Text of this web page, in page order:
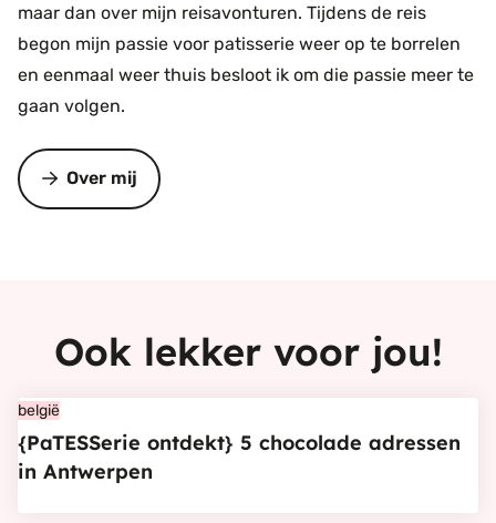
maar dan over mijn reisavonturen. Tijdens de reis
begon mijn passie voor patisserie weer op te borrelen
en eenmaal weer thuis besloot ik om die passie meer te
gaan volgen.
Over mij
Ook lekker voor jou!
Bekijk
{PaTESSerie
ontdekt}
belgië
{PaTESSerie ontdekt} 5 chocolade adressen
in Antwerpen